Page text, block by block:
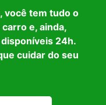
você tem tudo o
e, ainda,
24h.
cuidar do seu